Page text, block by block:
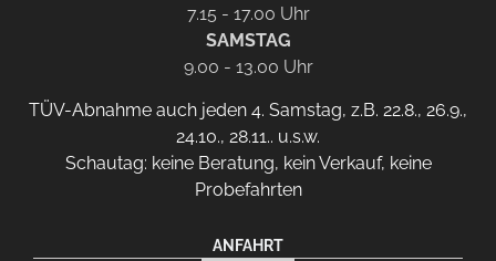
7.15 - 17.00 Uhr
SAMSTAG
9.00 - 13.00 Uhr
TÜV-Abnahme auch jeden 4. Samstag, z.B. 22.8., 26.9.,
24.10., 28.11.. u.s.w.
Schautag: keine Beratung, kein Verkauf, keine
Probefahrten
ANFAHRT